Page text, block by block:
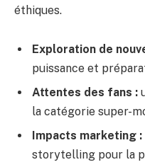
éthiques.
Exploration de
puissance et
Attentes des fans :
la catégorie super-
Impacts marketing :
storytelling pour la